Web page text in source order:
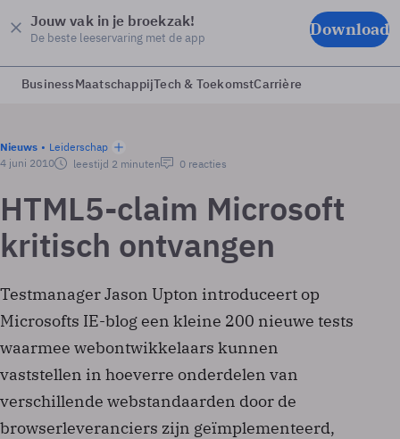
Jouw vak in je broekzak!
De beste leeservaring met de app Download
BusinessMaatschappijTech & ToekomstCarrière
Nieuws
Leiderschap
4 juni 2010
leestijd 2 minuten 0 reacties
HTML5-claim Microsoft
kritisch ontvangen
Testmanager Jason Upton introduceert op
Microsofts IE-blog een kleine 200 nieuwe tests
waarmee webontwikkelaars kunnen
vaststellen in hoeverre onderdelen van
verschillende webstandaarden door de
browserleveranciers zijn geïmplementeerd,